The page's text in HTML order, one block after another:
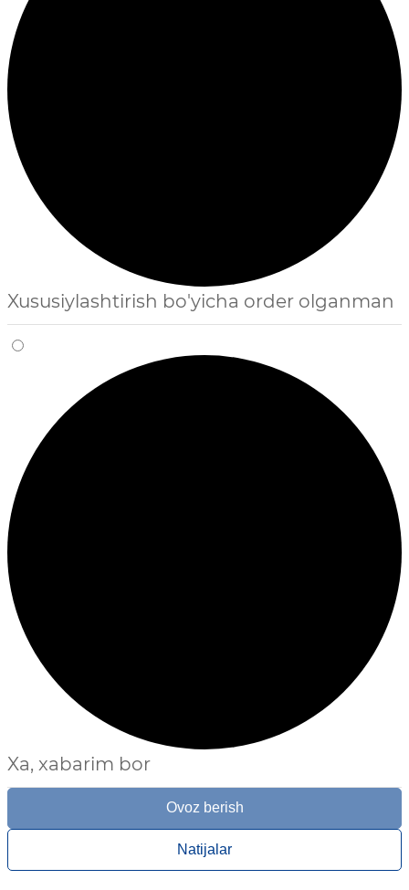
Xususiylashtirish bo'yicha order olganman
Xa, xabarim bor
Ovoz berish
Natijalar